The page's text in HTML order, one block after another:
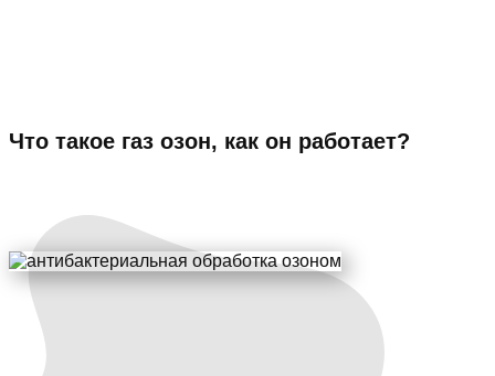
Что такое газ озон, как он работает?